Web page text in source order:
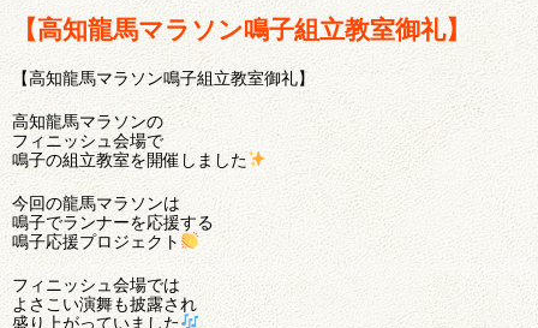
【高知龍馬マラソン鳴子組立教室御礼】
【高知龍馬マラソン鳴子組立教室御礼】
高知龍馬マラソンの
フィニッシュ会場で
鳴子の組立教室を開催しました
今回の龍馬マラソンは
鳴子でランナーを応援する
鳴子応援プロジェクト
フィニッシュ会場では
よさこい演舞も披露され
盛り上がっていました